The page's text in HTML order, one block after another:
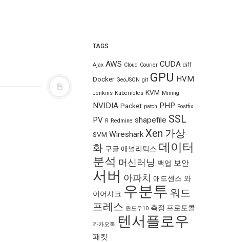
TAGS
Ajax AWS Cloud Courier CUDA diff
Docker GeoJSON git GPU HVM
Jenkins Kubernetes KVM Mining
NVIDIA Packet patch PHP Postfix
PV R Redmine shapefile SSL
SVM Wireshark Xen 가상
화 구글 애널리틱스 데이터
분석 머신러닝 백업 보안
서버 아파치 애드센스 와
이어샤크 우분투 워드
프레스 윈도우10 측정 프로토콜
카카오톡 텐서플로우
패킷